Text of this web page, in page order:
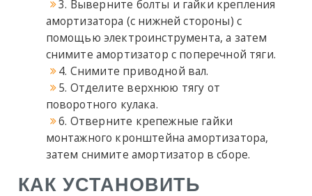
3. Выверните болты и гайки крепления
амортизатора (с нижней стороны) с
помощью электроинструмента, а затем
снимите амортизатор с поперечной тяги.
4. Снимите приводной вал.
5. Отделите верхнюю тягу от
поворотного кулака.
6. Отверните крепежные гайки
монтажного кронштейна амортизатора,
затем снимите амортизатор в сборе.
КАК УСТАНОВИТЬ